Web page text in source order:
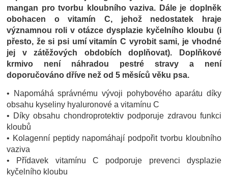
mangan pro tvorbu kloubního vaziva. Dále je doplněk
obohacen o vitamín C, jehož nedostatek hraje
významnou roli v otázce dysplazie kyčelního kloubu (i
přesto, že si psi umí vitamín C vyrobit sami, je vhodné
jej v zátěžových obdobích doplňovat). Doplňkové
krmivo není náhradou pestré stravy a není
doporučováno dříve než od 5 měsíců věku psa.
• Napomáhá správnému vývoji pohybového aparátu díky
obsahu kyseliny hyaluronové a vitamínu C
• Díky obsahu chondroprotektiv podporuje zdravou funkci
kloubů
• Kolagenní peptidy napomáhají podpořit tvorbu kloubního
vaziva
• Přídavek vitamínu C podporuje prevenci dysplazie
kyčelního kloubu